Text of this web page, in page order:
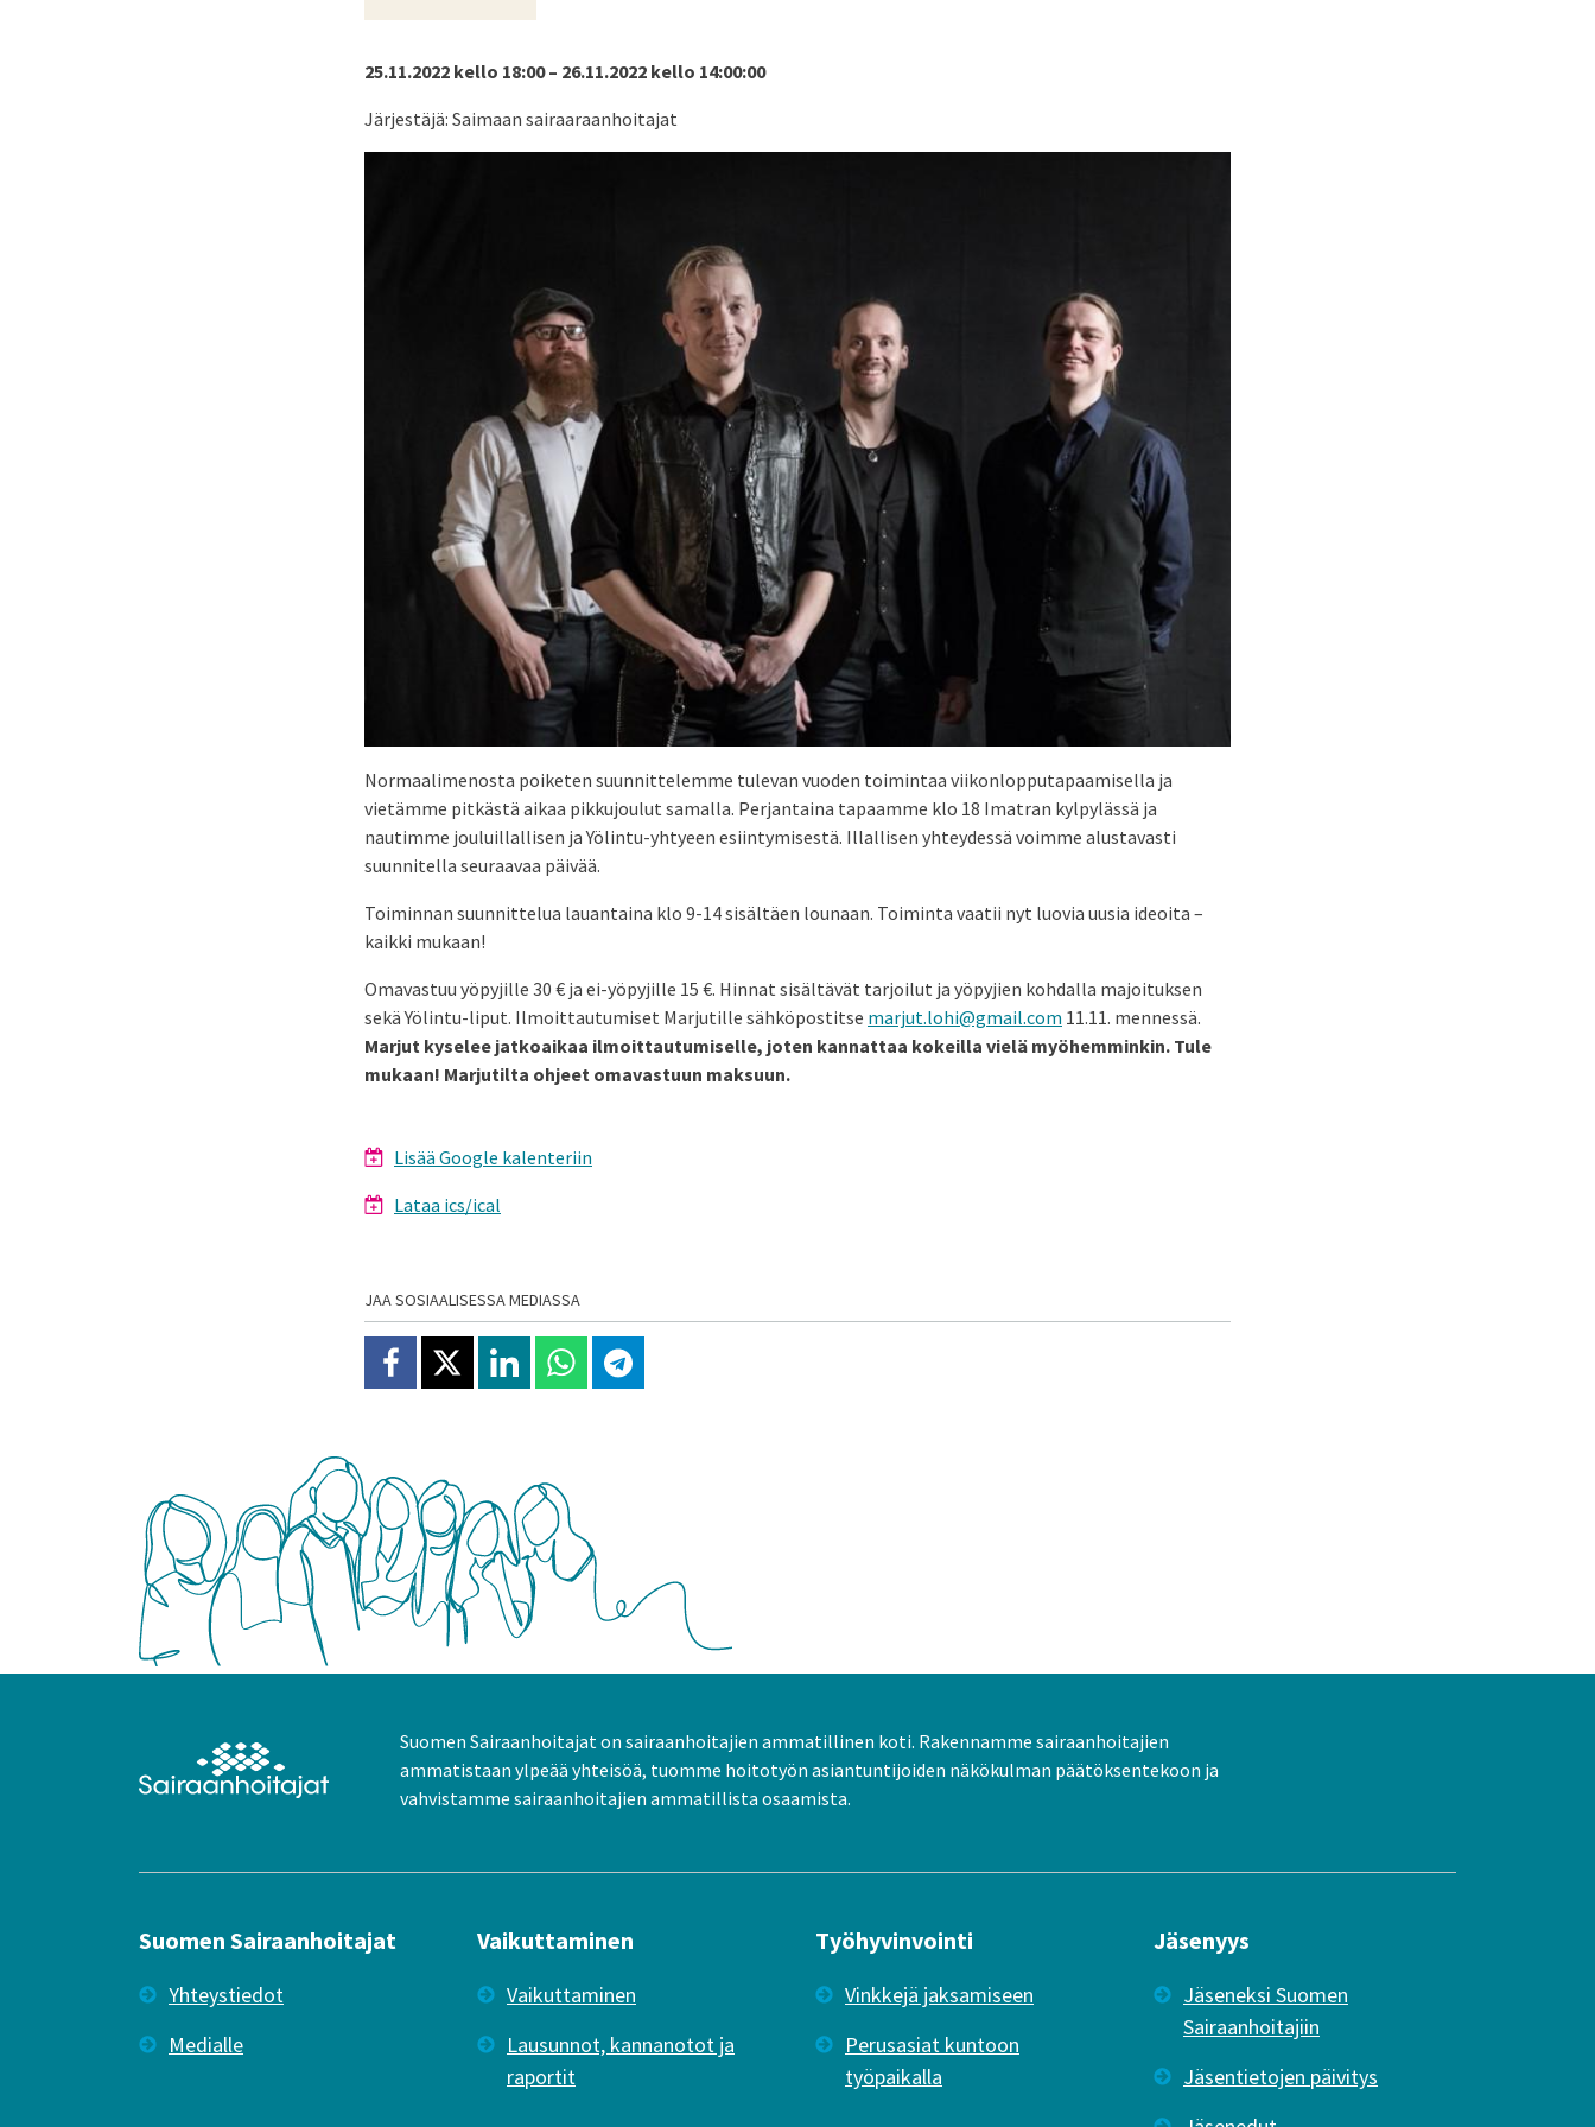
25.11.2022 kello 18:00 – 26.11.2022 kello 14:00:00
Järjestäjä: Saimaan sairaaraanhoitajat
Normaalimenosta poiketen suunnittelemme tulevan vuoden toimintaa viikonlopputapaamisella ja
vietämme pitkästä aikaa pikkujoulut samalla. Perjantaina tapaamme klo 18 Imatran kylpylässä ja
nautimme jouluillallisen ja Yölintu-yhtyeen esiintymisestä. Illallisen yhteydessä voimme alustavasti
suunnitella seuraavaa päivää.
Toiminnan suunnittelua lauantaina klo 9-14 sisältäen lounaan. Toiminta vaatii nyt luovia uusia ideoita –
kaikki mukaan!
Omavastuu yöpyjille 30 € ja ei-yöpyjille 15 €. Hinnat sisältävät tarjoilut ja yöpyjien kohdalla majoituksen
sekä Yölintu-liput. Ilmoittautumiset Marjutille sähköpostitse marjut.lohi@gmail.com 11.11. mennessä.
Marjut kyselee jatkoaikaa ilmoittautumiselle, joten kannattaa kokeilla vielä myöhemminkin. Tule
mukaan! Marjutilta ohjeet omavastuun maksuun.
Lisää Google kalenteriin
Lataa ics/ical
JAA SOSIAALISESSA MEDIASSA
Jaa Facebookissa
Jaa X:ssäJaa Linkedinissä
Jaa Whatsappissa
Jaa Telegramissa
Suomen Sairaanhoitajat on sairaanhoitajien ammatillinen koti. Rakennamme sairaanhoitajien
ammatistaan ylpeää yhteisöä, tuomme hoitotyön asiantuntijoiden näkökulman päätöksentekoon ja
vahvistamme sairaanhoitajien ammatillista osaamista.
Suomen Sairaanhoitajat
Yhteystiedot
Medialle
Vaikuttaminen
Vaikuttaminen
Lausunnot, kannanotot ja
raportit
Työhyvinvointi
Vinkkejä jaksamiseen
Perusasiat kuntoon
työpaikalla
Jäsenyys
Jäseneksi Suomen
Sairaanhoitajiin
Jäsentietojen päivitys